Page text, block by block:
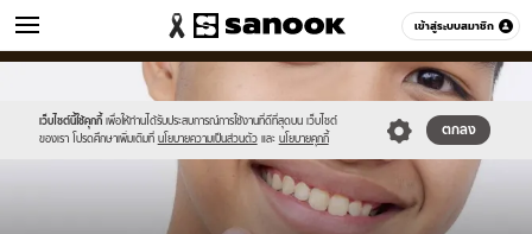
เข้าสู่ระบบสมาชิก
วัยรุ่น หมวดอื่นๆ
เว็บไซต์นี้ใช้คุกกี้ เพื่อให้ท่านได้รับประสบการณ์การใช้งานที่ดีที่สุดบน เว็บไซต์
ของเรา โปรดศึกษาเพิ่มเติมที่ นโยบายความเป็นส่วนตัว และ นโยบายคุกกี้
ตกลง
//s.isanook.com/sr/0/images/logo-
sanook.png
//s.isanook.com/ca/0/ud/286/1431879/5529292929(2).jpg